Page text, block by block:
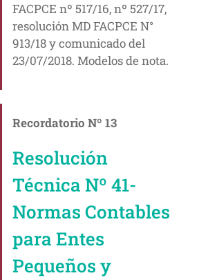
FACPCE nº 517/16, nº 527/17,
resolución MD FACPCE N°
913/18 y comunicado del
23/07/2018. Modelos de nota.
Recordatorio Nº 13
Resolución
Técnica Nº 41-
Normas Contables
para Entes
Pequeños y